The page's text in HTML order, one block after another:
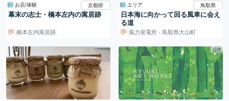
お店/体験 京都府
幕末の志士・橋本左内の寓居跡
橋本左内寓居跡
エリア 鳥取県
日本海に向かって回る風車に会え
る道
風力発電所 - 鳥取県大山町
公式